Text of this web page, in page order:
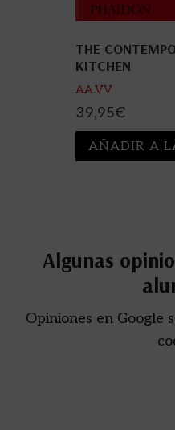
THE
KITCHEN
AA.VV
39,95€
AÑADIR A
Algunas
Opiniones en Google